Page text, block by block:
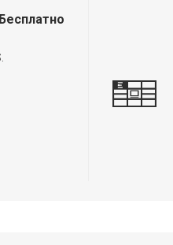
Бесплатно